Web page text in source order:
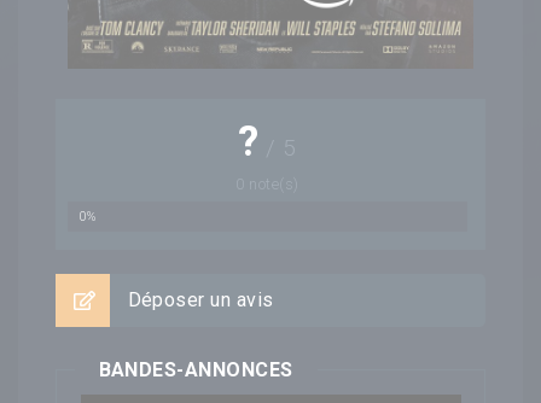
? / 5
note(s)
0%
Déposer un avis
BANDES-ANNONCES